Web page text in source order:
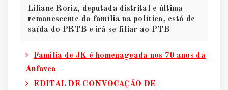
Liliane Roriz, deputada distrital e última
remanescente da família na política, está de
saída do PRTB e irá se filiar ao PTB
Família de JK é homenageada nos 70 anos da
Anfavea
EDITAL DE CONVOCAÇÃO DE